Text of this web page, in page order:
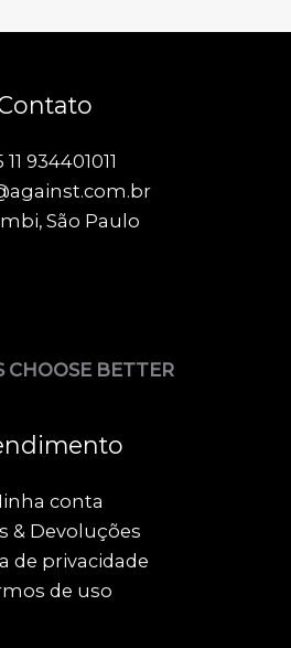
11 934401011
São Paulo
CHOOSE BETTER
conta
& Devoluções
de privacidade
de uso